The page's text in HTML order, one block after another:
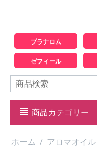
プラナロム
ゼフィール
商品カテゴリー
ホーム / アロマオイル